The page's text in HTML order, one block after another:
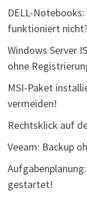
DELL-
funktioniert
Windows Server
ohne
MSI-Paket
vermeiden!
Rechtsklick auf
Veeam: Backup
gestartet!